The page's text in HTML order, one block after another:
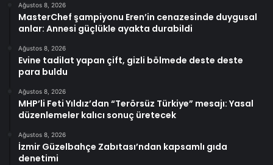
Ağustos 8, 2026
MasterChef şampiyonu Eren’in cenazesinde duygusal
anlar: Annesi güçlükle ayakta durabildi
Ağustos 8, 2026
Evine tadilat yapan çift, gizli bölmede deste deste
para buldu
Ağustos 8, 2026
MHP’li Feti Yıldız’dan “Terörsüz Türkiye” mesajı: Yasal
düzenlemeler kalıcı sonuç üretecek
Ağustos 8, 2026
İzmir Güzelbahçe Zabıtası’ndan kapsamlı gıda
denetimi